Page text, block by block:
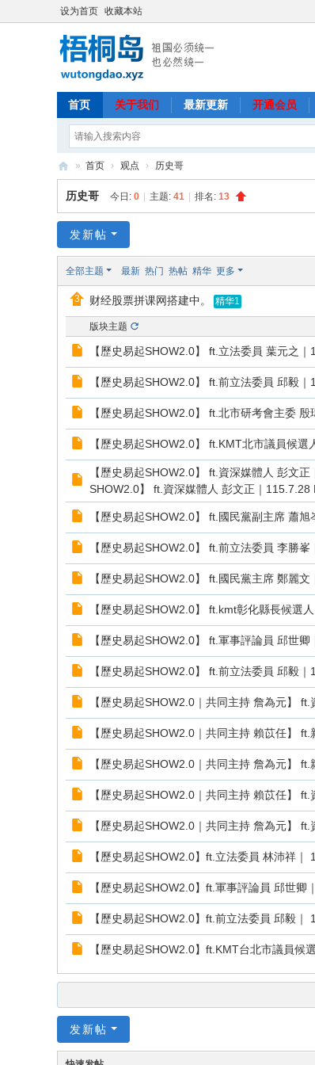
设为首页 收藏本站
首页 关于我们 最新更新 开通会员
梧
桐
» 首页 › 观点 › 历史哥
历史哥 今日: 0 主题: 41 排名: 13
发新帖
全部主题 最新 热门 热帖 精华 更多
财经股票拼课网搭建中。 精华1
版块主题
【歷史易起SHOW2.0】 ft.立法委員 葉元之
【歷史易起SHOW2.0】 ft.前立法委員 邱毅
【歷史易起SHOW2.0】 ft.北市研考會主委
【歷史易起SHOW2.0】 ft.KMT北市議員候
【歷史易起SHOW2.0】 ft.資深媒體人 彭文
SHOW2.0】 ft.資深媒體人 彭文正｜115.7.28
【歷史易起SHOW2.0】 ft.國民黨副主席 蕭
【歷史易起SHOW2.0】 ft.前立法委員 李勝
【歷史易起SHOW2.0】 ft.國民黨主席 鄭麗
【歷史易起SHOW2.0】 ft.kmt彰化縣長候選
【歷史易起SHOW2.0】 ft.軍事評論員 邱世
【歷史易起SHOW2.0】 ft.前立法委員 邱毅
【歷史易起SHOW2.0｜共同主持 詹為元】 ft.
【歷史易起SHOW2.0｜共同主持 賴苡任】
【歷史易起SHOW2.0｜共同主持 詹為元】
【歷史易起SHOW2.0｜共同主持 賴苡任】
【歷史易起SHOW2.0｜共同主持 詹為元】
【歷史易起SHOW2.0】ft.立法委員 林沛祥｜
【歷史易起SHOW2.0】ft.軍事評論員 邱世卿
【歷史易起SHOW2.0】ft.前立法委員 邱毅｜
【歷史易起SHOW2.0】ft.KMT台北市議員
发新帖